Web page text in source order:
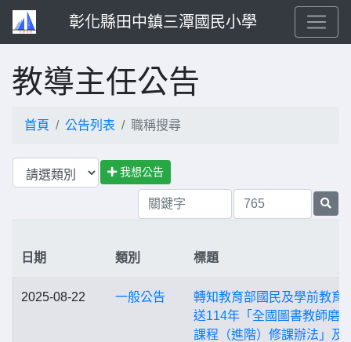
彰化縣田中鎮三潭國民小學
教導主任公告
首頁 公告列表 職稱搜尋
我想公告
日期 類別 標題
2025-08-22 一般公告
轉知教育部國民及學前教育
送114年「全國圖書教師磨
課程（進階）修課辦法」及